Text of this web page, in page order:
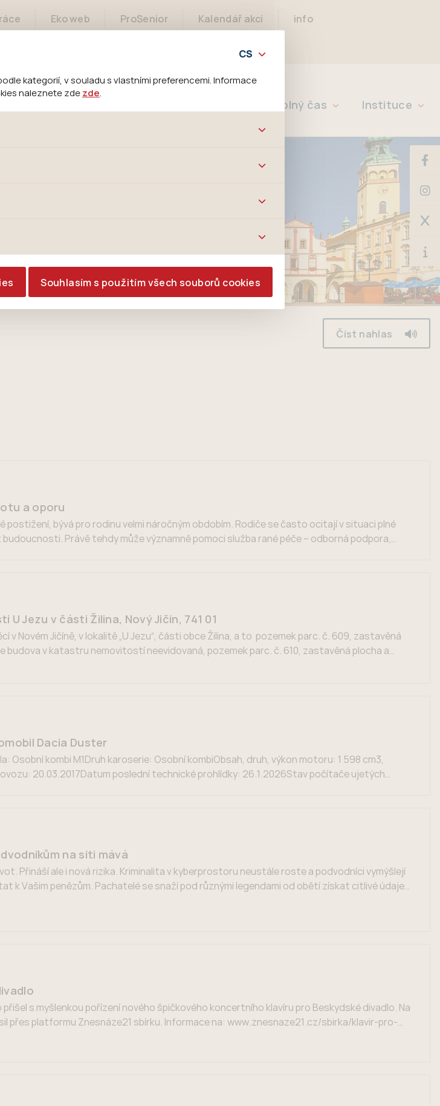
kategorií, v souladu s vlastními preferencemi. Informace
naleznete zde zde.
ke správnému chování našich webových stránek a všech
v nákupním košíku, ovládání filtrů a také nastavení
Google Inc., která následně tato data
údaje, protože anonymizované cookies nelze přiřadit
našeho webu vašim potřebám a zájmům, což
nabídku přímo přizpůsobit vašim preferencím, což vám
či jiným nedůležitým nabídkám.
Souhlasím s použitím všech souborů cookies
Eko web ProSenior Kalendář akcí info
Volný čas Instituce
Číst nahlas
a oporu
postižení, bývá pro rodinu velmi náročným obdobím. Rodiče se často ocitají v situaci plné
Právě tehdy může významně pomoci služba rané péče – odborná podpora,
Jezu v části Žilina, Nový Jičín, 741 01
v Novém Jičíně, v lokalitě „U Jezu“, části obce Žilina, a to pozemek parc. č. 609, zastavěná
v katastru nemovitostí neevidovaná, pozemek parc. č. 610, zastavěná plocha a
Dacia Duster
Osobní kombi M1Druh karoserie: Osobní kombiObsah, druh, výkon motoru: 1 598 cm3,
20.03.2017Datum poslední technické prohlídky: 26.1.2026Stav počítače ujetých
na síti mává
Přináší ale i nová rizika. Kriminalita v kyberprostoru neustále roste a podvodníci vymýšlejí
k Vašim penězům. Pachatelé se snaží pod různými legendami od obětí získat citlivé údaje
s myšlenkou pořízení nového špičkového koncertního klavíru pro Beskydské divadlo. Na
přes platformu Znesnáze21 sbírku. Informace na: www.znesnaze21.cz/sbirka/klavir-pro-